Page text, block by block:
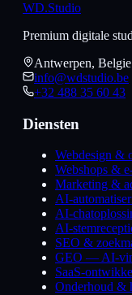
WD.Studio
Premium digitale
Antwerpen, Belgie
info@wdstudio.be
+32 488 35 60 43
Diensten
Webdesign &
Webshops &
Marketing &
AI-
AI-
AI-
SEO &
GEO — AI-
SaaS-
Onderhoud &